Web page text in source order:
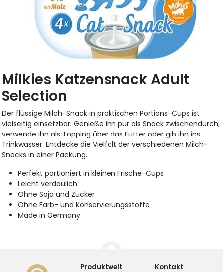
Milkies Katzensnack Adult
Selection
Der flüssige Milch-Snack in praktischen Portions-Cups ist
vielseitig einsetzbar: Genieße ihn pur als Snack zwischendurch,
verwende ihn als Topping über das Futter oder gib ihn ins
Trinkwasser. Entdecke die Vielfalt der verschiedenen Milch-
Snacks in einer Packung.
Perfekt portioniert in kleinen Frische-Cups
Leicht verdaulich
Ohne Soja und Zucker
Ohne Farb- und Konservierungsstoffe
Made in Germany
Produktwelt Kontakt